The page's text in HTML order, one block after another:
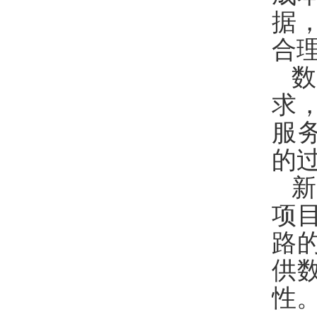
据
合
求
服
的
项
路
供
性